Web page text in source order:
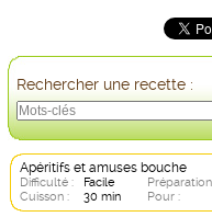
Rechercher une recette :
Apéritifs et amuses bouche
Difficulté : Facile
Cuisson :
30 min Pour :